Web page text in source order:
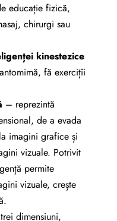
educație fizică,
chirurgi sau
kinestezice
fă exercițîi
– reprezintă
de a evada
imagini grafice și
vizuale. Potrivit
permite
vizuale, crește
dimensiuni,